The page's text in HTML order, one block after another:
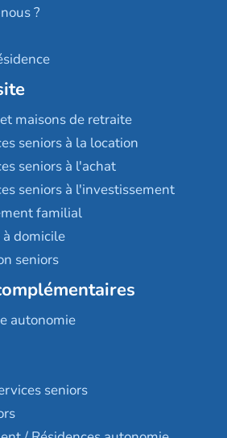
?
maisons de retraite
seniors à la location
seniors à l'achat
seniors à l'investissement
familial
domicile
seniors
autonomie
seniors